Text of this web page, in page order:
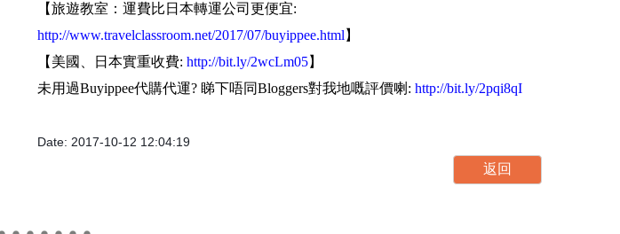
【旅遊教室：運費比日本轉運公司更便宜:
http://www.travelclassroom.net/2017/07/buyippee.html 】
【美國、日本實重收費: http://bit.ly/2wcLm05】
未用過Buyippee代購代運? 睇下唔同Bloggers對我地嘅評價喇: http://bit.ly/2pqi8qI
Date: 2017-10-12 12:04:19